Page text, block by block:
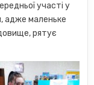
участі у
адже маленьке
рятує